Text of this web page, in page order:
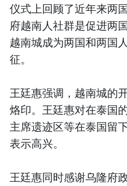
仪式上回顾了近年来两
府越南人社群是促进两
越南城成为两国和两国
征。
王廷惠强调，越南城的
烙印。王廷惠对在泰国
主席遗迹区等在泰国留
表示高兴。
王廷惠同时感谢乌隆府